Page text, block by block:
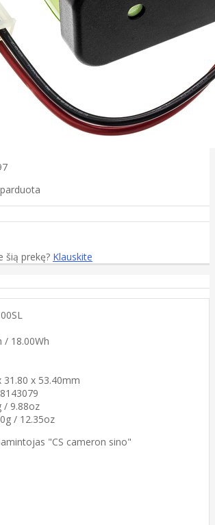
šią prekę? Klauskite
/ 18.00Wh
x 53.40mm
/ 9.88oz
/ 12.35oz
"CS cameron sino"